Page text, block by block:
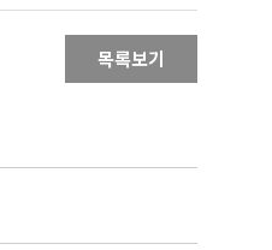
목록보기